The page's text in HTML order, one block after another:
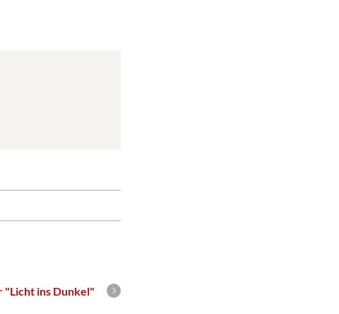
"Licht ins Dunkel"